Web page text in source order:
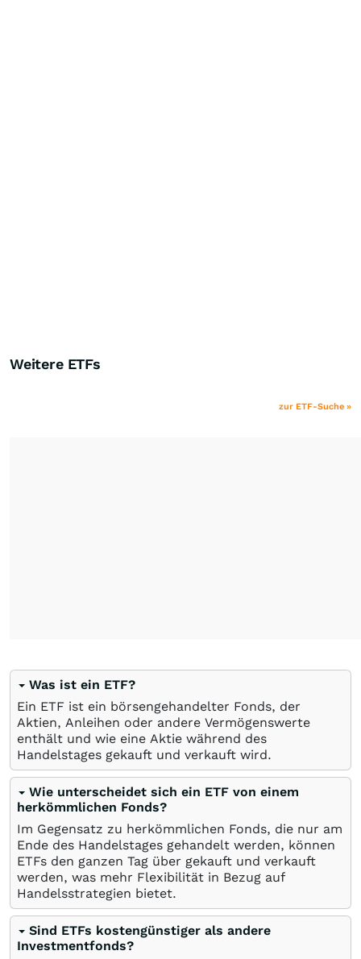
Weitere ETFs
zur ETF-Suche »
Was ist ein ETF?
Ein ETF ist ein börsengehandelter Fonds, der
Aktien, Anleihen oder andere Vermögenswerte
enthält und wie eine Aktie während des
Handelstages gekauft und verkauft wird.
Wie unterscheidet sich ein ETF von einem
herkömmlichen Fonds?
Im Gegensatz zu herkömmlichen Fonds, die nur am
Ende des Handelstages gehandelt werden, können
ETFs den ganzen Tag über gekauft und verkauft
werden, was mehr Flexibilität in Bezug auf
Handelsstrategien bietet.
Sind ETFs kostengünstiger als andere
Investmentfonds?